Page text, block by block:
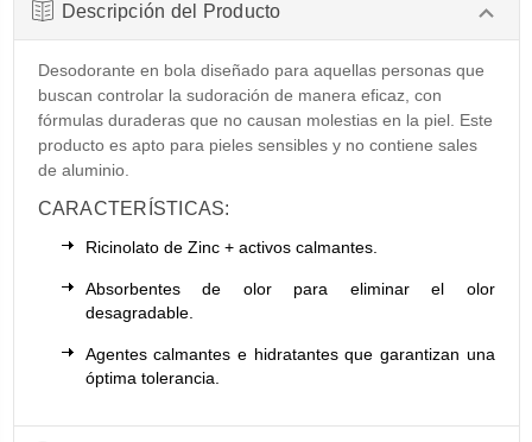
Descripción del Producto
Desodorante en bola diseñado para aquellas personas que
buscan controlar la sudoración de manera eficaz, con
fórmulas duraderas que no causan molestias en la piel. Este
producto es apto para pieles sensibles y no contiene sales
de aluminio.
CARACTERÍSTICAS:
Ricinolato de Zinc + activos calmantes.
Absorbentes de olor para eliminar el olor
desagradable.
Agentes calmantes e hidratantes que garantizan una
óptima tolerancia.